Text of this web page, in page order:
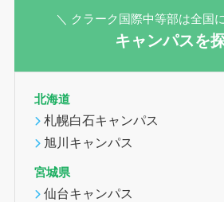
＼ クラーク国際中等部は全国
キャンパスを
北海道
札幌白石キャンパス
旭川キャンパス
宮城県
仙台キャンパス